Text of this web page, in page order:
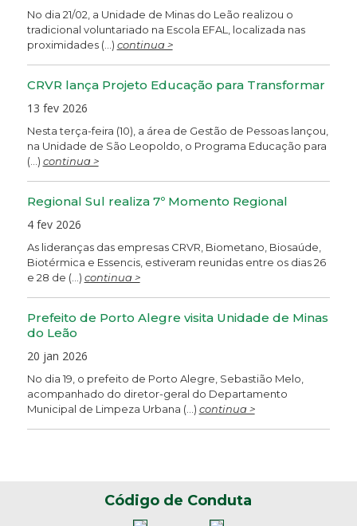
No dia 21/02, a Unidade de Minas do Leão realizou o
tradicional voluntariado na Escola EFAL, localizada nas
proximidades (...) continua >
CRVR lança Projeto Educação para Transformar
13 fev 2026
Nesta terça-feira (10), a área de Gestão de Pessoas lançou,
na Unidade de São Leopoldo, o Programa Educação para
(...) continua >
Regional Sul realiza 7º Momento Regional
4 fev 2026
As lideranças das empresas CRVR, Biometano, Biosaúde,
Biotérmica e Essencis, estiveram reunidas entre os dias 26
e 28 de (...) continua >
Prefeito de Porto Alegre visita Unidade de Minas
do Leão
20 jan 2026
No dia 19, o prefeito de Porto Alegre, Sebastião Melo,
acompanhado do diretor-geral do Departamento
Municipal de Limpeza Urbana (...) continua >
Código de Conduta